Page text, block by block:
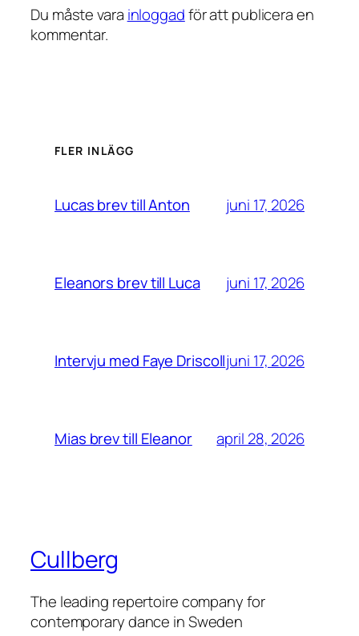
Du måste vara inloggadför att publicera en
kommentar.
FLER INLÄGG
Lucas brev till Anton juni 17, 2026
Eleanors brev till Luca juni 17, 2026
Intervju med Faye Driscolljuni 17, 2026
Mias brev till Eleanor april 28, 2026
Cullberg
The leading repertoire company for
contemporary dance in Sweden